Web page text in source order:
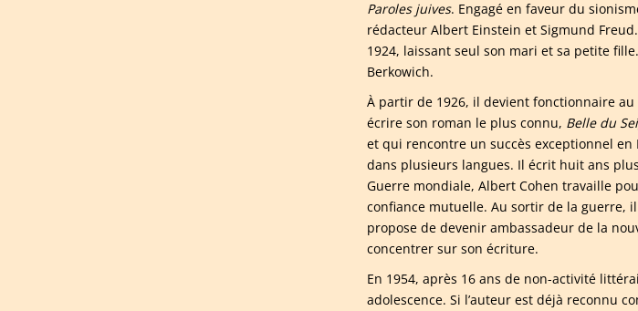
Paroles juives. Engagé en faveur du
rédacteur Albert Einstein et Sigmund
1924, laissant seul son mari et sa petite
Berkowich.
À partir de 1926, il devient fonctionnaire
écrire son roman le plus connu, Belle du
et qui rencontre un succès exceptionnel
dans plusieurs langues. Il écrit huit ans
Guerre mondiale, Albert Cohen travaille
confiance mutuelle. Au sortir de la guerre,
propose de devenir ambassadeur de la
concentrer sur son écriture.
En 1954, après 16 ans de non-activité
adolescence. Si l’auteur est déjà reconnu